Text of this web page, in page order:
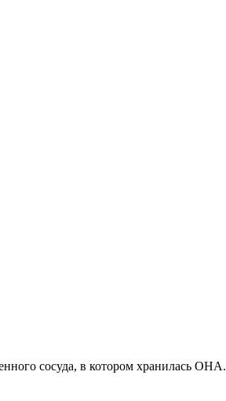
сосуда, в котором хранилась ОНА.